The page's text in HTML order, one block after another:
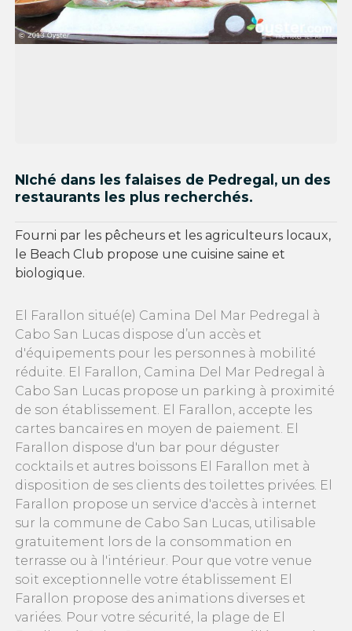
NIché dans les falaises de Pedregal, un des
restaurants les plus recherchés.
Fourni par les pêcheurs et les agriculteurs locaux,
le Beach Club propose une cuisine saine et
biologique.
El Farallon situé(e) Camina Del Mar Pedregal à
Cabo San Lucas dispose d’un accès et
d'équipements pour les personnes à mobilité
réduite. El Farallon, Camina Del Mar Pedregal à
Cabo San Lucas propose un parking à proximité
de son établissement. El Farallon, accepte les
cartes bancaires en moyen de paiement. El
Farallon dispose d'un bar pour déguster
cocktails et autres boissons El Farallon met à
disposition de ses clients des toilettes privées. El
Farallon propose un service d'accès à internet
sur la commune de Cabo San Lucas, utilisable
gratuitement lors de la consommation en
terrasse ou à l'intérieur. Pour que votre venue
soit exceptionnelle votre établissement El
Farallon propose des animations diverses et
variées. Pour votre sécurité, la plage de El